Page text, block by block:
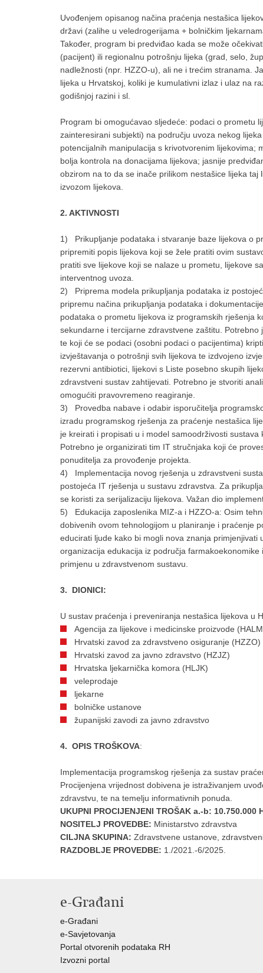
Uvođenjem opisanog načina praćenja nestašica
državi (zalihe u veledrogerijama + bolničkim
Također, program bi predviđao kada se može
(pacijent) ili regionalnu potrošnju lijeka (grad, selo,
nadležnosti (npr. HZZO-u), ali ne i trećim stranama.
lijeka u Hrvatskoj, koliki je kumulativni izlaz i ulaz na
godišnjoj razini i sl.
Program bi omogućavao sljedeće: podaci o prometu
zainteresirani subjekti) na području uvoza nekog
potencijalnih manipulacija s krivotvorenim lijekovima;
bolja kontrola na donacijama lijekova; jasnije
obzirom na to da se inače prilikom nestašice lijeka
izvozom lijekova.
2. AKTIVNOSTI
1) Prikupljanje podataka i stvaranje baze lijekova o
pripremiti popis lijekova koji se žele pratiti ovim
pratiti sve lijekove koji se nalaze u prometu, lijekove
interventnog uvoza.
2) Priprema modela prikupljanja podataka iz
pripremu načina prikupljanja podataka i
podataka o prometu lijekova iz programskih rješenja
sekundarne i tercijarne zdravstvene zaštitu.
te koji će se podaci (osobni podaci o pacijentima)
izvještavanja o potrošnji svih lijekova te izdvojeno
rezervni antibiotici, lijekovi s Liste posebno skupih
zdravstveni sustav zahtijevati. Potrebno je stvoriti
omogućiti pravovremeno reagiranje.
3) Provedba nabave i odabir isporučitelja
izradu programskog rješenja za praćenje nestašica
je kreirati i propisati u i model samoodrživosti
Potrebno je organizirati tim IT stručnjaka koji će
ponuditelja za provođenje projekta.
4) Implementacija novog rješenja u zdravstveni
postojeća IT rješenja u sustavu zdravstva. Za
se koristi za serijalizaciju lijekova. Važan dio
5) Edukacija zaposlenika MIZ-a i HZZO-a: Osim
dobivenih ovom tehnologijom u planiranje i praćenje
educirati ljude kako bi mogli nova znanja
organizacija edukacija iz područja
primjenu u zdravstvenom sustavu.
3. DIONICI:
U sustav praćenja i preveniranja nestašica lijekova u
Agencija za lijekove i medicinske proizvode
Hrvatski zavod za zdravstveno osiguranje (HZZO)
Hrvatski zavod za javno zdravstvo (HZJZ)
Hrvatska ljekarnička komora (HLJK)
veleprodaje
ljekarne
bolničke ustanove
županijski zavodi za javno zdravstvo
4. OPIS TROŠKOVA:
Implementacija programskog rješenja za sustav
Procijenjena vrijednost dobivena je istraživanjem
zdravstvu, te na temelju informativnih ponuda.
UKUPNI PROCIJENJENI TROŠAK a.-b: 10.750.000
NOSITELJ PROVEDBE: Ministarstvo zdravstva
CILJNA SKUPINA: Zdravstvene ustanove,
RAZDOBLJE PROVEDBE: 1./2021.-6/2025.
e-Građani
e-Građani
e-Savjetovanja
Portal otvorenih podataka RH
Izvozni portal